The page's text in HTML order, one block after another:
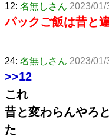
12: 名無しさん 2023/01/
パックご飯は昔と
24: 名無しさん 2023/01/
>>12
これ
昔と変わらんやろ
た